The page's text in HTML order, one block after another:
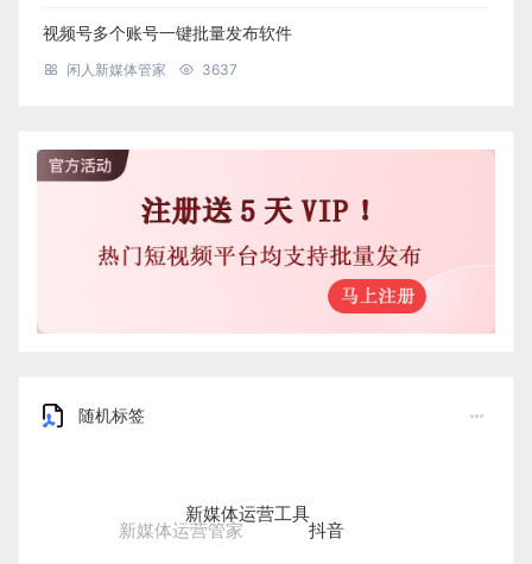
视频号多个账号一键批量发布软件
闲人新媒体管家 3637
随机标签
新媒体运营管家
新媒体运营工具
抖音